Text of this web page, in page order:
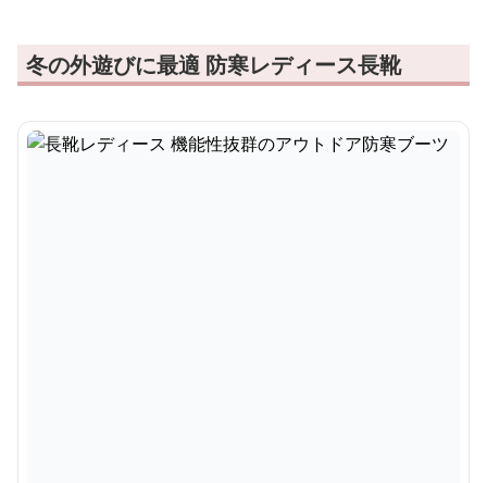
冬の外遊びに最適 防寒レディース長靴